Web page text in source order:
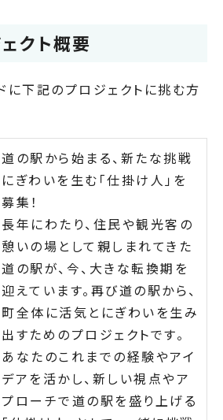
クト概要
に下記のプロジェクトに挑む方
道の駅から始まる、新たな挑戦
にぎわいを生む「仕掛け人」を
募集！
長年にわたり、住民や観光客の
憩いの場として親しまれてきた
道の駅が、今、大きな転換期を
迎えています。再び道の駅から、
町全体に活気とにぎわいを生み
出すためのプロジェクトです。
あなたのこれまでの経験やアイ
デアを活かし、新しい視点やア
プローチで道の駅を盛り上げる